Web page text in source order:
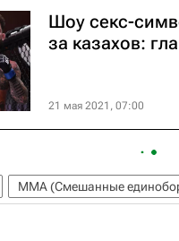
Шоу секс-
за казахов:
21 мая 2021, 07:00
ММА (Смешанные